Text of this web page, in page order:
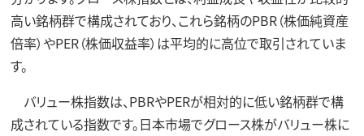
高い銘柄群で構成されており、これら銘柄のPBR（株価純資産
倍率）やPER（株価収益率）は平均的に高位で取引されていま
す。
バリュー株指数は、PBRやPERが相対的に低い銘柄群で構
成されている指数です。日本市場でグロース株がバリュー株に